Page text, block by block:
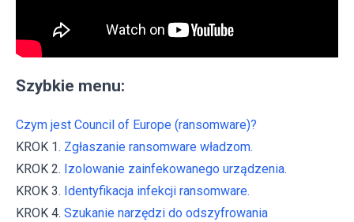
Szybkie menu:
Czym jest Council of Europe (ransomware)?
KROK 1. Zgłaszanie ransomware władzom.
KROK 2. Izolowanie zainfekowanego urządzenia.
KROK 3. Identyfikacja infekcji ransomware.
KROK 4. Szukanie narzędzi do odszyfrowania